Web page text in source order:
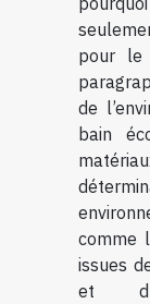
pour le
de
bain
comme
issues
et